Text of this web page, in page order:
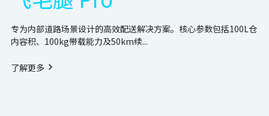
专为内部道路场景设计的高效配送解决方案。核心参数包括100L仓
内容积、100kg带载能力及50km续...
了解更多